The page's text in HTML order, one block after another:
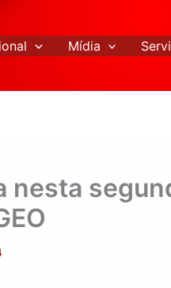
Mídia
nesta